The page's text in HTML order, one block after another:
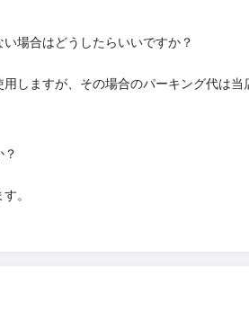
場合はどうしたらいいですか？
しますが、その場合のパーキング代は当
。